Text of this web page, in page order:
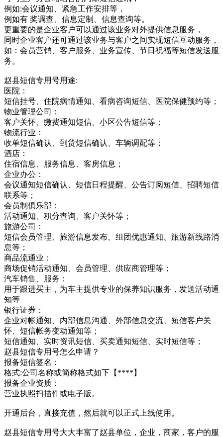
例如:会议通知、紧急工作安排等，
例如有 奖调查、信息定制、信息查询等。
更重要的是企业客户可以通过该业务对外提供信息服务，
同时企业客户还可通过该业务与客户之间实现短信互动服务，
如：会员营销、客户服务、业务宣传、节日祝福等短信发送服
务。
赵县短信专用号用途:
医院：
短信挂号、住院病情通知、看病咨询短信、医院保健预约等；
物业管理公司：
客户关怀、缴费通知短信、小区公告短信等；
物流行业：
收单短信确认、到货短信确认、车辆调配等；
酒店：
住宿信息、服务信息、客房信息；
企业办公：
会议通知短信确认、短信日程提醒、公告订阅短信、招聘短信
联系等；
会员制俱乐部：
活动通知、积分查询、客户关怀等；
旅游公司：
短信会员管理、旅游信息发布、组团优惠通知、旅游新线路消
息等；
商品流通业：
商场促销活动通知、会员管理、供应商管理等；
汽车销售、服务：
用于跟进买主，为车主提供专业的保养知识服务，发送活动通
知等
银行证券：
企业对帐通知、内部信息沟通、外部信息交流、短信客户关
怀、短信帐务变动通知等；
短信通知、实时资讯短信、买卖通知短信、实时短信等；
赵县短信专用号怎么申请？
报备短信签名：
格式:公司名称或简称格式如下【****】
报备企业资质：
营业执照扫描件或电子版。
开通后台，直接充值，然后就可以正式上线使用。
赵县短信专用号大大丰富了赵县单位，企业，商家，客户的服